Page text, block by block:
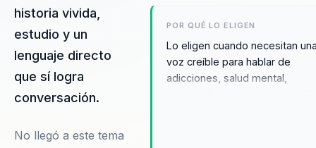
historia vivida,
estudio y un
lenguaje directo
que sí logra
conversación.
No llegó a este tema
POR QUÉ LO ELIGEN
Lo eligen cuando necesitan
voz creíble para hablar de
adicciones, salud mental,